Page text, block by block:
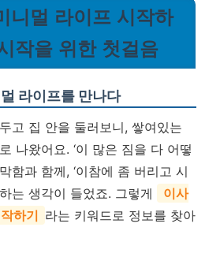
니멀 라이프 시작하
작을 위한 첫걸음
라이프를 만나다
고 집 안을 둘러보니, 쌓여있는
나왔어요. ‘이 많은 짐을 다 어떻
함과 함께, ‘이참에 좀 버리고 시
는 생각이 들었죠. 그렇게
이사
하기 라는 키워드로 정보를 찾아